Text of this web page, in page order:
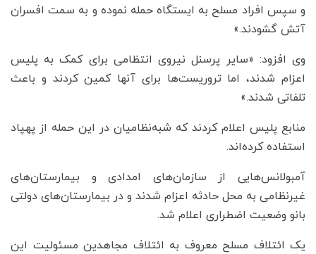
و سپس افراد مسلح به ایستگاه حمله نموده و به سمت افسران
آتش گشودند.»
وی افزود: «سایر پرسنل نیروی انتظامی برای کمک به پلیس
اعزام شدند، اما تروریست‌ها برای آنها کمین کردند و باعث
تلفاتی شدند.»
منابع پلیس اعلام کردند که شبه‌نظامیان در این حمله از پهپاد
استفاده کرده‌اند.
آمبولانس‌هایی از سازمان‌های امدادی و بیمارستان‌های
غیرنظامی به محل حادثه اعزام شدند و در بیمارستان‌های دولتی
بانو وضعیت اضطراری اعلام شد.
یک ائتلاف مسلح معروف به ائتلاف مجاهدین مسئولیت این